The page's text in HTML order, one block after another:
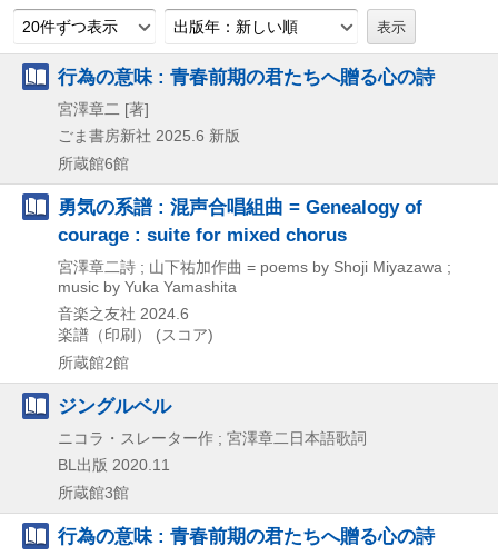
20件ずつ表示 出版年：新しい順
行為の意味 : 青春前期の君たちへ贈る心の詩
宮澤章二 [著]
ごま書房新社 2025.6 新版
所蔵館6館
勇気の系譜 : 混声合唱組曲 = Genealogy of
courage : suite for mixed chorus
宮澤章二詩 ; 山下祐加作曲 = poems by Shoji Miyazawa ;
music by Yuka Yamashita
音楽之友社 2024.6
楽譜（印刷） (スコア)
所蔵館2館
ジングルベル
ニコラ・スレーター作 ; 宮澤章二日本語歌詞
BL出版 2020.11
所蔵館3館
行為の意味 : 青春前期の君たちへ贈る心の詩